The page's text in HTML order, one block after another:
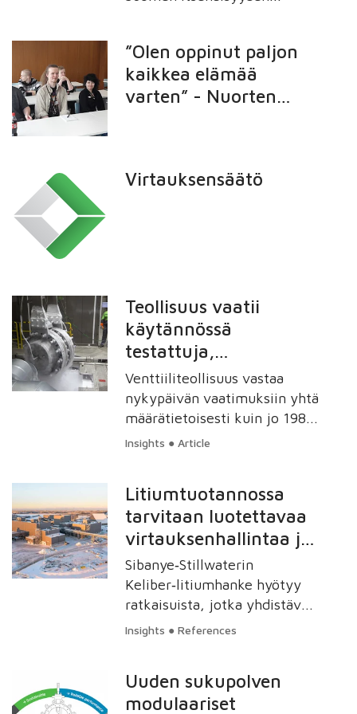
Lasten ja nuorten säätiön
kanssa ainutlaatuisen
nuoriso-ohjelman.
”Olen oppinut paljon
kaikkea elämää
varten” - Nuorten
Virtauksensäätö
Teollisuus vaatii
käytännössä
testattuja,
vähäpäästöisiä
venttiilejä
Venttiiliteollisuus vastaa
nykypäivän vaatimuksiin yhtä
määrätietoisesti kuin jo 1980
luvulla, jolloin päästöjen
erityisesti öljy ja
kaasuteollisuudessa. Tämä
sitoutuminen on entistä
ajankohtaisempaa, sillä
tutkimusten mukaan
venttiilit ovat perinteisesti
vastanneet jopa 60
prosentista toiminnassa
Insights ● Article
Litiumtuotannossa
tarvitaan luotettavaa
virtauksenhallintaa ja
automaatiota
Sibanye‑Stillwaterin
Keliber‑litiumhanke hyötyy
ratkaisuista, jotka yhdistävät
luotettavan
alueellisen palvelutuen.
Valmetin teknologiat
Insights ● References
Uuden sukupolven
modulaariset